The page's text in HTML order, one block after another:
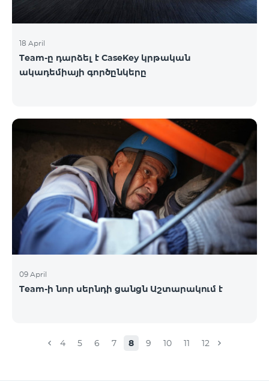
18 April
Team-ը դարձել է CaseKey կրթական
ակադեմիայի գործընկերը
09 April
Team-ի նոր սերնդի ցանցն Աշտարակում է
4 5 6 7 8 9 10 11 12